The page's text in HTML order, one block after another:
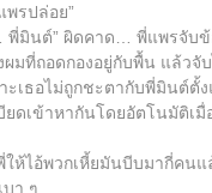
รปล่อย”
พี่มินต์” ผิดคาด… พี่แพรจับ
มที่ถอดกองอยู่กับพื้น แล้วจับ
ะเธอไม่ถูกชะตากับพี่มินต์ตั้
ยดเข้าหากันโดยอัตโนมัติเ
ห้ไอ้พวกเหี้ยมันบีบมากี่คนแ
า ๆ